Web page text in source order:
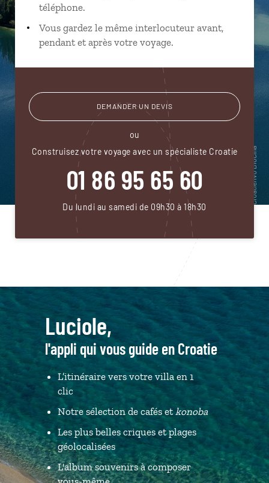
téléphone.
Vous gardez le même interlocuteur avant,
pendant et après votre voyage.
DEMANDER UN DEVIS
ou
Construisez votre voyage avec un spécialiste Croatie
01 86 95 65 60
Du lundi au samedi de 09h30 à 18h30
Luciole,
l'appli qui vous guide en Croatie
L’itinéraire vers votre villa en 1
clic
Notre sélection de cafés et konoba
Les plus belles criques et plages
géolocalisées
L'album souvenirs à composer